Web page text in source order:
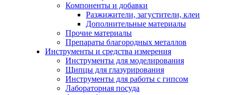
Компоненты и добавки
Разжижители, загустители, клеи
Дополнительные материалы
Прочие материалы
Препараты благородных металлов
Инструменты и средства измерения
Инструменты для моделирования
Щипцы для глазурирования
Инструменты для работы с гипсом
Лабораторная посуда